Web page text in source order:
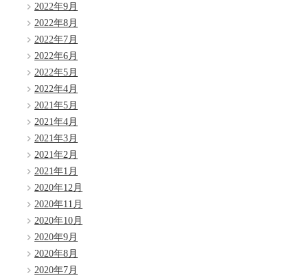
2022年9月
2022年8月
2022年7月
2022年6月
2022年5月
2022年4月
2021年5月
2021年4月
2021年3月
2021年2月
2021年1月
2020年12月
2020年11月
2020年10月
2020年9月
2020年8月
2020年7月